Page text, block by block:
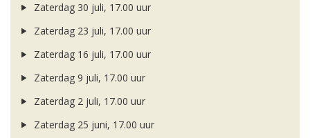
Zaterdag 30 juli, 17.00 uur
Zaterdag 23 juli, 17.00 uur
Zaterdag 16 juli, 17.00 uur
Zaterdag 9 juli, 17.00 uur
Zaterdag 2 juli, 17.00 uur
Zaterdag 25 juni, 17.00 uur